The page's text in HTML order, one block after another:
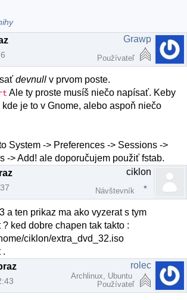
Grawp
Používateľ
devnull v prvom poste.
Ale ty proste musíš niečo napísať. Keby
je to v Gnome, alebo aspoň niečo
System -> Preferences -> Sessions ->
-> Add! ale doporučujem použiť fstab.
ciklon
Návštevník
a ten prikaz ma ako vyzerat s tym
? ked dobre chapen tak takto :
ciklon/extra_dvd_32.iso
.
rolec
Archlinux, Ubuntu
Používateľ